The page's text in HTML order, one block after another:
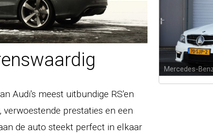
Audi's meest uitbundige RS'en
prestaties en een
de auto steekt perfect in elkaar
Mercedes-